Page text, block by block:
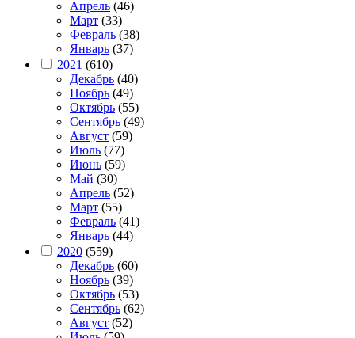
Апрель (46)
Март (33)
Февраль (38)
Январь (37)
2021 (610)
Декабрь (40)
Ноябрь (49)
Октябрь (55)
Сентябрь (49)
Август (59)
Июль (77)
Июнь (59)
Май (30)
Апрель (52)
Март (55)
Февраль (41)
Январь (44)
2020 (559)
Декабрь (60)
Ноябрь (39)
Октябрь (53)
Сентябрь (62)
Август (52)